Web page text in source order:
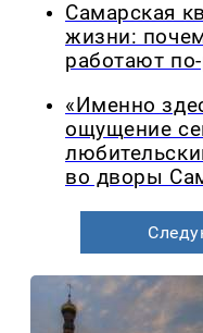
Самарская
жизни:
работают
«Именно
ощущение
во дворы